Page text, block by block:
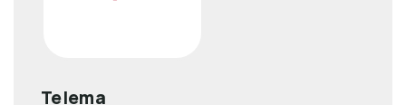
Telema